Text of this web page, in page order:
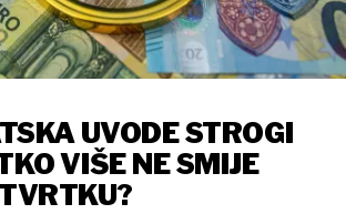
UVODE STROGI
VIŠE NE SMIJE